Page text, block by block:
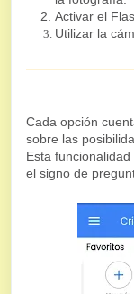
Activar el
Utilizar la
Cada opción
sobre las
Esta
el signo de